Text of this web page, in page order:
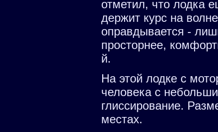
отметил, что лодка
держит курс на
оправдывается -
просторнее,
й.
На этой лодке с
человека с
глиссирование.
местах.